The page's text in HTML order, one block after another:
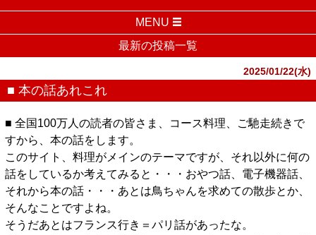
MENU
最新の投稿一覧
2025/01/22(水)
■ 本の話あれこれ
■ 全国100万人の読者の皆さま、コース料理、ご馳走続きで
すから、本の話をします。
このサイト、料理がメインのテーマですが、それ以外に何の
話をしているか考えてみると・・・おやつ話、電子機器話、
それから本の話・・・あとは鳥ちゃんを求めての散歩とか、
そんなことですよね。
そうだあとはフランス行き＝パリ話があったな。